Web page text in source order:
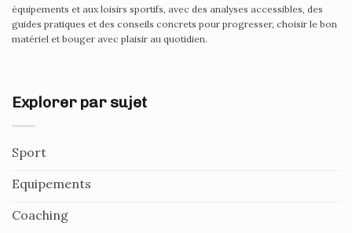
équipements et aux loisirs sportifs, avec des analyses accessibles, des
guides pratiques et des conseils concrets pour progresser, choisir le bon
matériel et bouger avec plaisir au quotidien.
Explorer par sujet
Sport
Equipements
Coaching